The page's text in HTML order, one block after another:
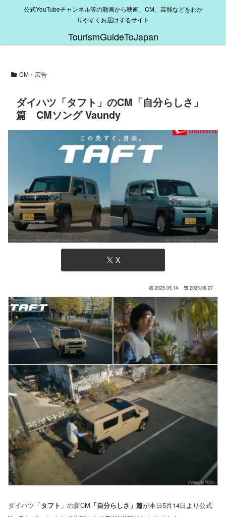
公式YouTubeチャンネル等の動画から映画、CM、芸能などをわか
りやすくお届けするサイト
TourismGuideToJapan
CM・広告
ダイハツ「タフト」のCM「自分らしさ」
篇 CMソング Vaundy
X
2025.05.14 2025.09.27
ダイハツ「タフト 」の新CM 「自分らしさ」篇が本日5月14日より公式